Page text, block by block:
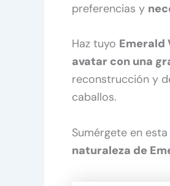
preferencias y
Haz tuyo Emerald
avatar con una
reconstrucción y
caballos.
Sumérgete en
naturaleza de